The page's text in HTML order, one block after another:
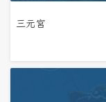
三元宮